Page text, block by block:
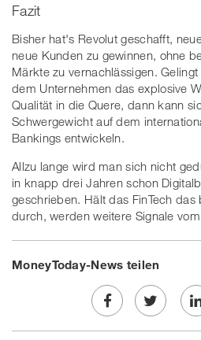
Fazit
Bisher hat's Revolut geschafft,
neue Kunden zu gewinnen, ohne
Märkte zu vernachlässigen.
dem Unternehmen das explosive
Qualität in die Quere, dann kann
Schwergewicht auf dem
Bankings entwickeln.
Allzu lange wird man sich nicht
in knapp drei Jahren schon
geschrieben. Hält das FinTech das
durch, werden weitere Signale
MoneyToday-News teilen
Share Twe